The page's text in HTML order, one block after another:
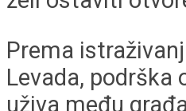
Prema
Levada, podrška
uživa među